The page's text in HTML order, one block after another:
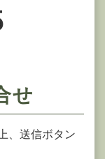
せ
、送信ボタン